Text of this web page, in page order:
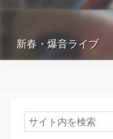
新春・爆音ライブ
検
索